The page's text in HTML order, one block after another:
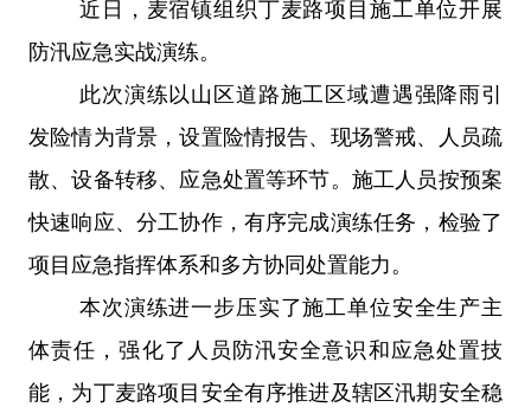
近日，麦宿镇组织丁麦路项目施工单位开展
防汛应急实战演练。
此次演练以山区道路施工区域遭遇强降雨引
发险情为背景，设置险情报告、现场警戒、人员疏
散、设备转移、应急处置等环节。施工人员按预案
快速响应、分工协作，有序完成演练任务，检验了
项目应急指挥体系和多方协同处置能力。
本次演练进一步压实了施工单位安全生产主
体责任，强化了人员防汛安全意识和应急处置技
能，为丁麦路项目安全有序推进及辖区汛期安全稳